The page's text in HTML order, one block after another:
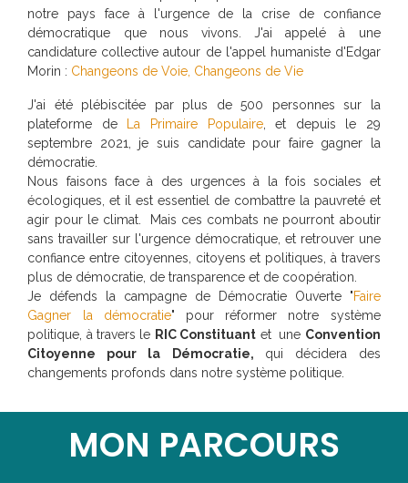
notre pays face à l'urgence de la crise de confiance
démocratique que nous vivons. J'ai appelé à une
candidature collective autour de l'appel humaniste d'Edgar
Morin : Changeons de Voie, Changeons de Vie
J'ai été plébiscitée par plus de 500 personnes sur la
plateforme deLa Primaire Populaire, et depuis le 29
septembre 2021, je suis candidate pour faire gagner la
démocratie.
Nous faisons face à des urgences à la fois sociales et
écologiques, et il est essentiel de combattre la pauvreté et
agir pour le climat. Mais ces combats ne pourront aboutir
sans travailler sur l'urgence démocratique, et retrouver une
confiance entre citoyennes, citoyens et politiques, à travers
plus de démocratie, de transparence et de coopération.
Je défends la campagne de Démocratie Ouverte "Faire
Gagner la démocratie" pour réformer notre système
politique, à travers le RIC Constituant et une Convention
Citoyenne pour la Démocratie, qui décidera des
changements profonds dans notre système politique.
MON PARCOURS